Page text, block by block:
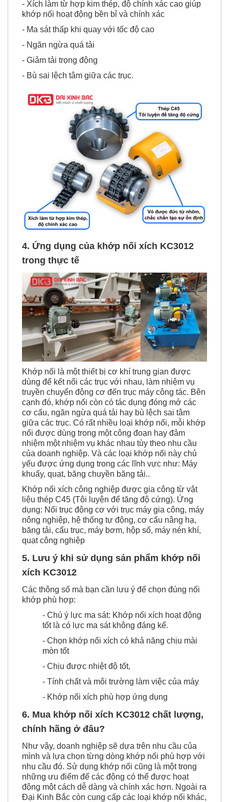
- Xích làm từ hợp kim thép, độ chính xác cao giúp
khớp nối hoạt động bền bỉ và chính xác
- Ma sát thấp khi quay với tốc độ cao
- Ngăn ngừa quá tải
- Giảm tải trọng động
- Bù sai lệch tâm giữa các trục.
4. Ứng dụng của khớp nối xích KC3012
trong thực tế
Khớp nối là một thiết bị cơ khí trung gian được
dùng để kết nối các trục với nhau, làm nhiệm vụ
truyền chuyển động cơ đến trục máy công tác. Bên
cạnh đó, khớp nối còn có tác dụng đóng mở các
cơ cấu, ngăn ngừa quá tải hay bù lệch sai tâm
giữa các trục. Có rất nhiều loại khớp nối, mỗi khớp
nối được dùng trong một công đoạn hay đảm
nhiệm một nhiệm vụ khác nhau tùy theo nhu cầu
của doanh nghiệp. Và các loại khớp nối này chủ
yếu được ứng dụng trong các lĩnh vực như: Máy
khuấy, quạt, băng chuyền băng tải..
Khớp nối xích công nghiệp được gia công từ vật
liệu thép C45 (Tôi luyện để tăng độ cứng). Ứng
dụng: Nối trục động cơ với trục máy gia công, máy
nông nghiệp, hệ thống tự động, cơ cấu nâng hạ,
băng tải, cẩu trục, máy bơm, hộp số, máy nén khí,
quạt công nghiệp
5. Lưu ý khi sử dụng sản phẩm khớp nối
xích KC3012
Các thông số mà bạn cần lưu ý để chọn đúng nối
khớp phù hợp:
- Chú ý lực ma sát: Khớp nối xích hoạt động
tốt là có lực ma sát không đáng kể.
- Chọn khớp nối xích có khả năng chịu mài
mòn tốt
- Chịu được nhiệt độ tốt,
- Tính chất và môi trường làm việc của máy
- Khớp nối xích phù hợp ứng dụng
6. Mua khớp nối xích KC3012 chất lượng,
chính hãng ở đâu?
Như vậy, doanh nghiệp sẽ dựa trên nhu cầu của
mình và lựa chọn từng dòng khớp nối phù hợp với
nhu cầu đó. Sử dụng khớp nối cũng là một trong
những ưu điểm để các động có thể được hoạt
động một cách dễ dàng và chính xác hơn. Ngoài ra
Đại Kinh Bắc còn cung cấp các loại khớp nối khác,